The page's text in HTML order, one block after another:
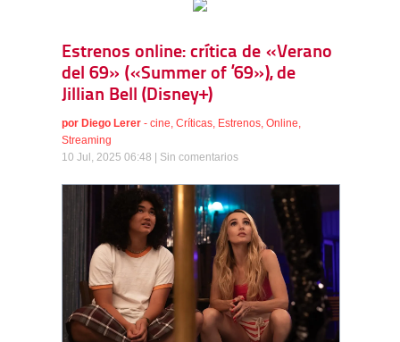
Estrenos online: crítica de «Verano
del 69» («Summer of ’69»), de
Jillian Bell (Disney+)
por Diego Lerer - cine, Críticas, Estrenos, Online,
Streaming
10 Jul, 2025 06:48 | Sin comentarios